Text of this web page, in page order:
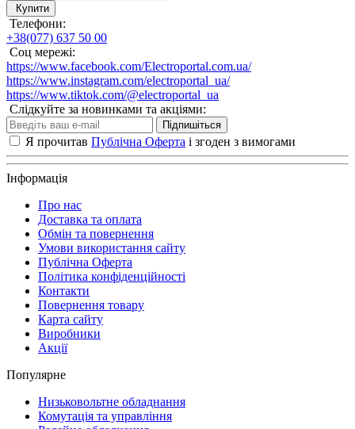
Купити
Телефони:
+38(077) 637 50 00
Соц мережі:
https://www.facebook.com/Electroportal.com.ua/
https://www.instagram.com/electroportal_ua/
https://www.tiktok.com/@electroportal_ua
Слідкуйте за новинками та акціями:
Підпишіться
Я прочитав Публічна Оферта і згоден з вимогами
Інформація
Про нас
Доставка та оплата
Обмін та повернення
Умови використання сайту
Публічна Оферта
Політика конфіденційності
Контакти
Повернення товару
Карта сайту
Виробники
Акції
Популярне
Низьковольтне обладнання
Комутація та управління